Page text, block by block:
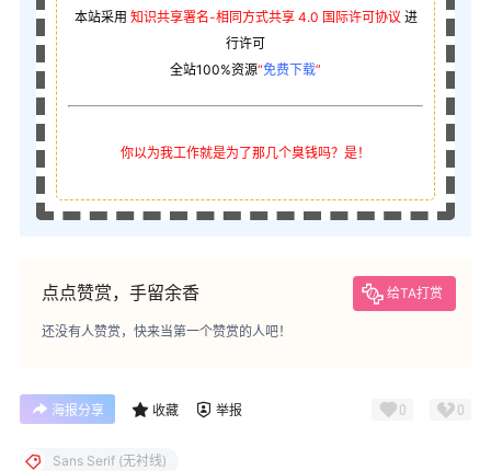
本站采用 知识共享署名-相同方式共享 4.0 国际许可协议 进
行许可
全站100%资源“免费下载”
你以为我工作就是为了那几个臭钱吗？是！
点点赞赏，手留余香 给TA打赏
还没有人赞赏，快来当第一个赞赏的人吧！
海报分享 收藏 举报 0 0
Sans Serif (无衬线)